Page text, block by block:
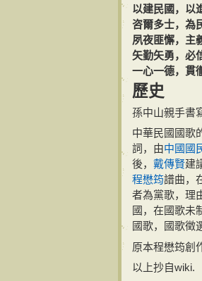
以建民國，以
咨爾多士，為
夙夜匪懈，主
矢勤矢勇，必
一心一德，貫
歷史
孫中山親手書
中華民國國歌
詞，由中國國
後， 戴傳賢建
程懋筠譜曲，
者為黨歌，理
國，在國歌未
國歌，國歌徵
原本程懋筠創
以上抄自wiki.